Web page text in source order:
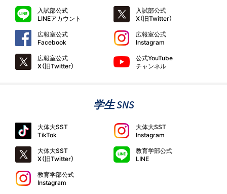
入試部公式
LINEアカウント
入試部公式
X（旧Twitter）
広報室公式
Facebook
広報室公式
Instagram
広報室公式
X（旧Twitter）
公式YouTube
チャンネル
学生 SNS
大体大SST
TikTok
大体大SST
Instagram
大体大SST
X（旧Twitter）
教育学部公式
LINE
教育学部公式
Instagram